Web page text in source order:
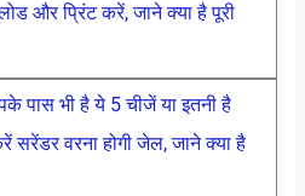
और प्रिंट करें, जाने क्या है पूरी
पास भी है ये 5 चीजें या इतनी है
सरेंडर वरना होगी जेल, जाने क्या है